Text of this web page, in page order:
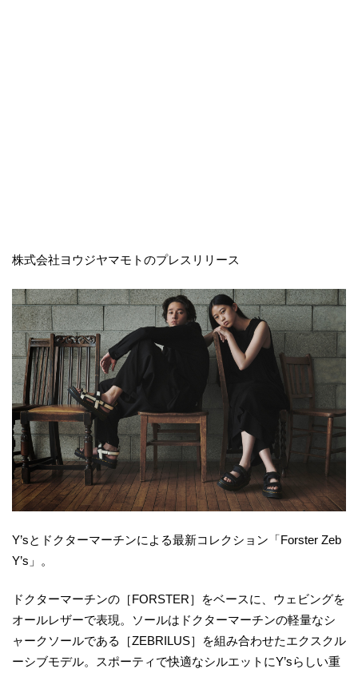
株式会社ヨウジヤマモトのプレスリリース
Y’sとドクターマーチンによる最新コレクション「Forster Zeb
Y’s」。
ドクターマーチンの［FORSTER］をベースに、ウェビングを
オールレザーで表現。ソールはドクターマーチンの軽量なシ
ャークソールである［ZEBRILUS］を組み合わせたエクスクル
ーシブモデル。スポーティで快適なシルエットにY’sらしい重